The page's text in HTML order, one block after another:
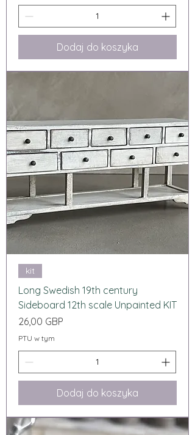
Dodaj do koszyka
kit
Long Swedish 19th century
Sideboard 12th scale Unpainted KIT
Cena
26,00 GBP
PTU w tym
Dodaj do koszyka